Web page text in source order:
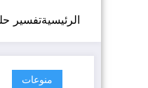
الرئيسيةتفسير
منوعات